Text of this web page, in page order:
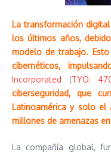
La transformación
los últimos años,
modelo de trabajo.
cibernéticos,
Incorporated (TYO:
ciberseguridad, que
Latinoamérica y solo
millones de amenazas
La compañía global,